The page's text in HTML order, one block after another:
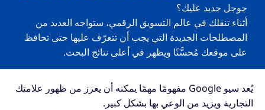
جوجل جديد عليك؟
أثناء تنقلك في عالم التسويق الرقمي، ستواجه العديد من
المصطلحات الجديدة التي يجب أن تتعرّف عليها حتى تحافظ
على موقعك مُحسَّنًا ويظهر في أعلى نتائج البحث.
يُعد سيو Google مفهومًا مهمًا يمكنه أن يعزز من ظهور علامتك
التجارية ويزيد من الوعي بها بشكل كبير.